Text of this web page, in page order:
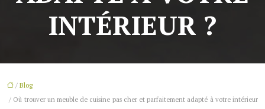
INTÉRIEUR ?
/ Blog
/ Où trouver un meuble de cuisine pas cher et parfaitement adapté à votre intérieur